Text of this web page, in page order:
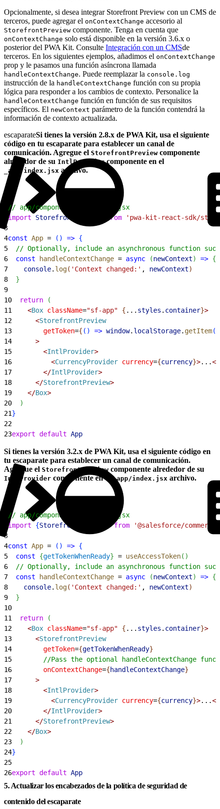
Opcionalmente, si desea integrar Storefront Preview con un CMS de
terceros, puede agregar el onContextChange accesorio al
StorefrontPreview componente. Tenga en cuenta que
onContextChange solo está disponible en la versión 3.6.x o
posterior del PWA Kit. Consulte Integración con un CMSde
terceros. En los siguientes ejemplos, añadimos el onContextChange
prop y le pasamos una función asíncrona llamada
handleContextChange. Puede reemplazar la console.log
instrucción de la handleContextChange función con su propia
lógica para responder a los cambios de contexto. Personalice la
handleContextChange función en función de sus requisitos
específicos. El newContext parámetro de la función contendrá la
información de contexto actualizada.
escaparateSi tienes la versión 2.8.x de PWA Kit, usa el siguiente
código en tu escaparate para establecer un canal de
comunicación. Agregue el StorefrontPreview componente
alrededor de su IntlProvidercomponente en el
_app/index.jsx archivo.
// app/component/_app/index.jsx
import StorefrontPreview from 'pwa-kit-react-sdk/
3
4const App = ( ) => {
5
// Optionally, include an asynchronous function
6
  const
handleContextChange = async (newContext) => {
7
    console
. log( 'Context changed:' , newContext)
8
}
9
10
  return
(
11
<Box className="sf-app" { ... styles . container}>
12
<StorefrontPreview
13
        getToken
={ ( ) => window. localStorage. getItem(
14
>
15
<IntlProvider>
16
<CurrencyProvider currency={currency}>...<
17
</IntlProvider>
18
</StorefrontPreview>
19
</Box>
20
)
21}
22
23export default App
Si tienes la versión 3.2.x de PWA Kit, usa el siguiente código en
tu escaparate para establecer un canal de comunicación.
Agregue el StorefrontPreview componente alrededor de su
IntlProvider componente en el _app/index.jsx archivo.
// app/component/_app/index.jsx
import {StorefrontPreview from '@salesforce/
3
4const App = ( ) => {
5
  const
{getTokenWhenReady} = useAccessToken( )
6
// Optionally, include an asynchronous function
7
  const
handleContextChange = async (newContext) => {
8
    console
. log( 'Context changed:' , newContext)
9
}
10
11
  return
(
12
<Box className="sf-app" { ... styles . container}>
13
<StorefrontPreview
14
        getToken
={getTokenWhenReady}
15
//Pass the optional handleContextChange
16
        onContextChange
={handleContextChange}
17
>
18
<IntlProvider>
19
<CurrencyProvider currency={currency}>...<
20
</IntlProvider>
21
</StorefrontPreview>
22
</Box>
23
)
24}
25
26export default App
5. Actualizar los encabezados de la política de seguridad de
contenido del escaparate